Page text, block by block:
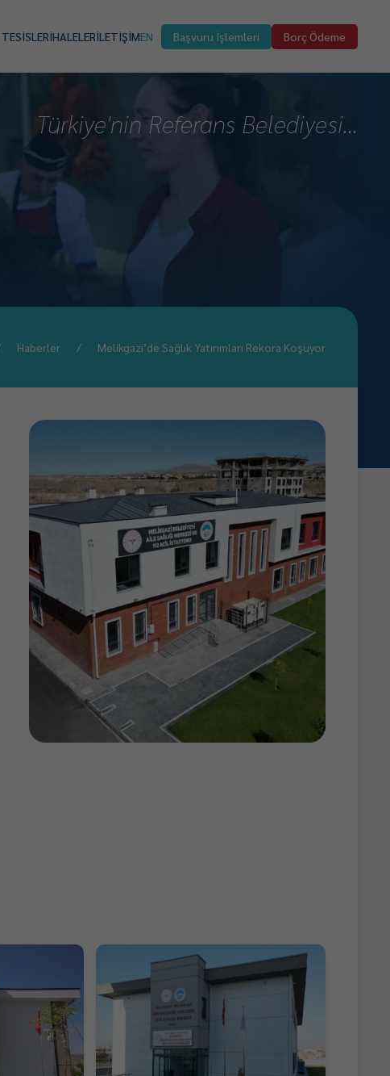
TESİSLERİHALELERİLETİŞİMEN Başvuru İşlemleri Borç Ödeme
Türkiye'nin Referans Belediyesi...
Haberler Melikgazi’de Sağlık Yatırımları Rekora Koşuyor